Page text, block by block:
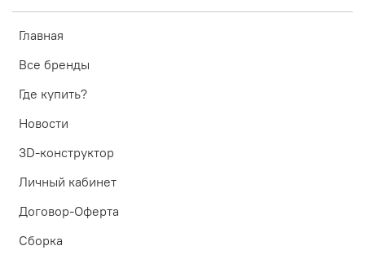
Главная
Все бренды
Где купить?
Новости
3D-конструктор
Личный кабинет
Договор-Оферта
Сборка